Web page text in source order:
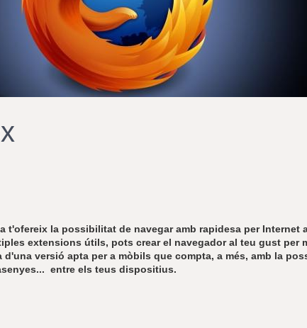
t'ofereix la possibilitat de navegar amb rapidesa per Internet
extensions útils, pots crear el navegador al teu gust per
d'una versió apta per a mòbils que compta, a més, amb la
entre els teus dispositius.